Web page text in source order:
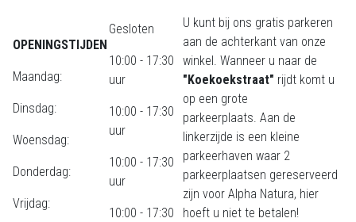
OPENINGSTIJDEN
Maandag:
Dinsdag:
Woensdag:
Donderdag:
Vrijdag:
Gesloten
10:00 - 17:30
uur
10:00 - 17:30
uur
10:00 - 17:30
uur
10:00 - 17:30
U kunt bij ons gratis parkeren
aan de achterkant van onze
winkel. Wanneer u naar de
"Koekoekstraat" rijdt komt u
op een grote
parkeerplaats. Aan de
linkerzijde is een kleine
parkeerhaven waar 2
parkeerplaatsen gereserveerd
zijn voor Alpha Natura, hier
hoeft u niet te betalen!